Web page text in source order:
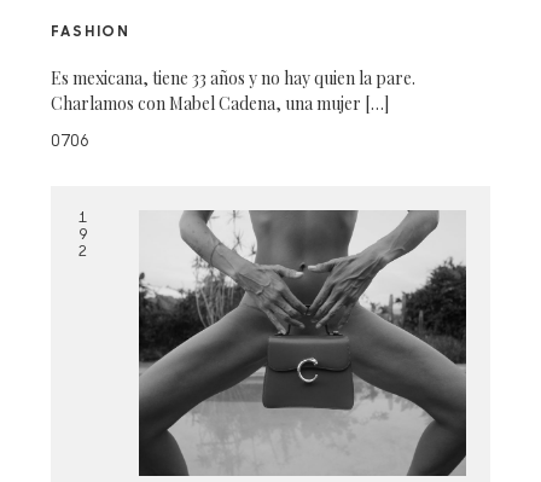
FASHION
Es mexicana, tiene 33 años y no hay quien la pare.
Charlamos con Mabel Cadena, una mujer […]
0706
1
9
2